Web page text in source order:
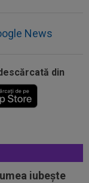
News
din
iubește
0-5 cu
transfer!